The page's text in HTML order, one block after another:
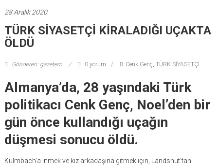
28 Aralık 2020
TÜRK SİYASETÇİ KİRALADIĞI UÇAKTA
ÖLDÜ
Gönderen: gazetem 0 yorum Cenk Genç, TÜRK SİYASETÇİ
Almanya’da, 28 yaşındaki Türk
politikacı Cenk Genç, Noel’den bir
gün önce kullandığı uçağın
düşmesi sonucu öldü.
Kulmbach’a inmek ve kız arkadaşına gitmek için, Landshut‘tan